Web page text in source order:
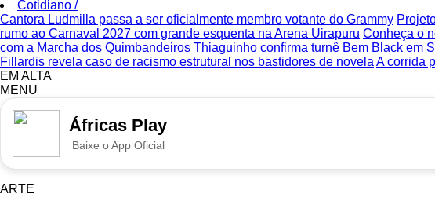
Cotidiano /
Cantora Ludmilla passa a ser oficialmente membro votante do Grammy
rumo ao Carnaval 2027 com grande esquenta na Arena Uirapuru Conheça o
com a Marcha dos Quimbandeiros Thiaguinho confirma turnê Bem Black em
Fillardis revela caso de racismo estrutural nos bastidores de novela A corrida
EM ALTA
MENU
Áfricas Play
Baixe o App Oficial
ARTE